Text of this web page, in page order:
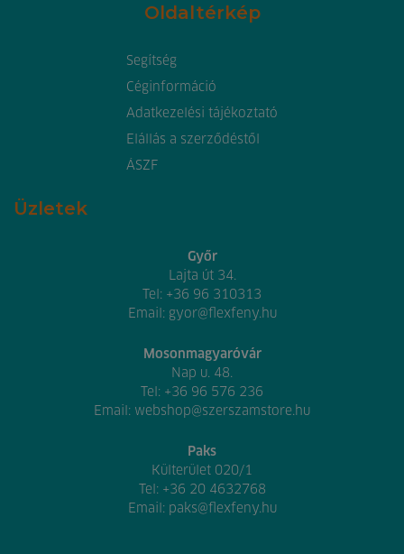
Oldaltérkép
Segítség
Céginformáció
Adatkezelési tájékoztató
Elállás a szerződéstől
ÁSZF
Üzletek
Győr
Lajta út 34.
Tel: +36 96 310313
Email: gyor@flexfeny.hu
Mosonmagyaróvár
Nap u. 48.
Tel: +36 96 576 236
Email: webshop@szerszamstore.hu
Paks
Külterület 020/1
Tel: +36 20 4632768
Email: paks@flexfeny.hu